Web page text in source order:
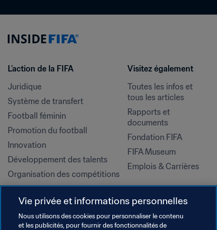
L’action de la FIFA
Juridique
Système de transfert
Football féminin
Promotion du football
Innovation
Développement des talents
Organisation des compétitions
Développement durable
Droits de l'homme et lutte contre
la discrimination
Visitez également
Toutes les infos et
tous les articles
Rapports et
documents
Fondation FIFA
FIFA Museum
Emplois & Carrières
Vie privée et informations personnelles
Nous utilisons des cookies pour personnaliser le contenu
et les publicités, pour fournir des fonctionnalités de